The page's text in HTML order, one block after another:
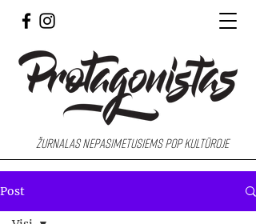
Žurnalas nepasimetusiems pop kultūroje
Post